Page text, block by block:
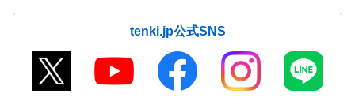
tenki.jp公式SNS